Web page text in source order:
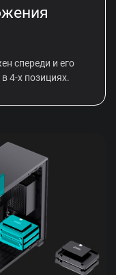
спереди и его
4-х позициях.